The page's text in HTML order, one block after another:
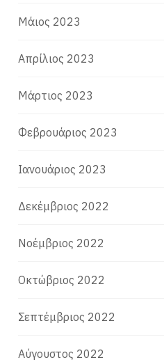
Μάιος 2023
Απρίλιος 2023
Μάρτιος 2023
Φεβρουάριος 2023
Ιανουάριος 2023
Δεκέμβριος 2022
Νοέμβριος 2022
Οκτώβριος 2022
Σεπτέμβριος 2022
Αύγουστος 2022